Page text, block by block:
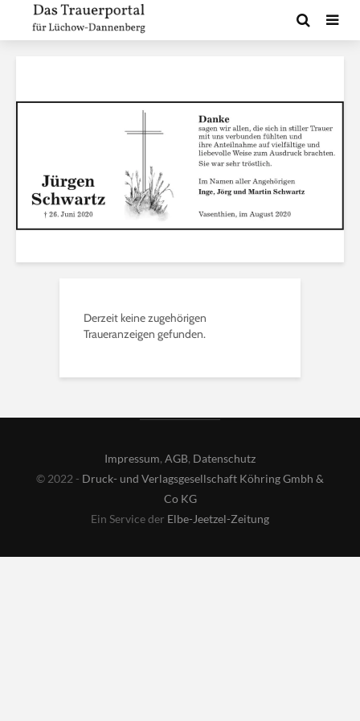
Derzeit keine zugehörigen
Traueranzeigen gefunden.
Impressum, AGB, Datenschutz
© 2022 - Druck- und Verlagsgesellschaft Köhring Gmbh &
Co KG
Ein Service der Elbe-Jeetzel-Zeitung